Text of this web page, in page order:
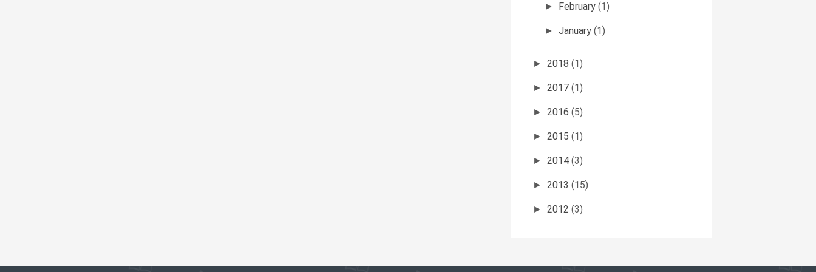
► February(1)
►January(1)
► 2018 (1)
► 2017 (1)
► 2016 (5)
► 2015 (1)
► 2014 (3)
► 2013 (15)
► 2012 (3)